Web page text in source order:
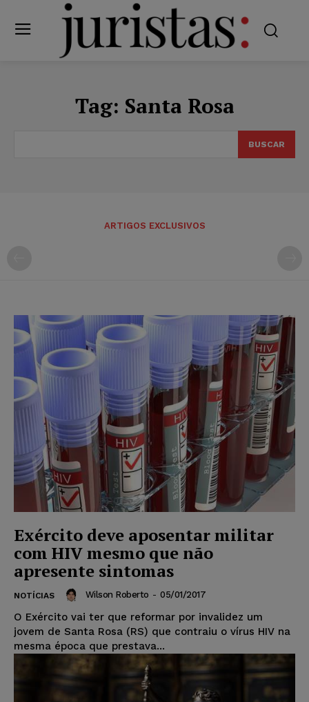
Tag: Santa Rosa
BUSCAR
ARTIGOS EXCLUSIVOS
Exército deve aposentar militar
com HIV mesmo que não
apresente sintomas
NOTÍCIAS Wilson Roberto - 05/01/2017
O Exército vai ter que reformar por invalidez um
jovem de Santa Rosa (RS) que contraiu o vírus HIV na
mesma época que prestava...